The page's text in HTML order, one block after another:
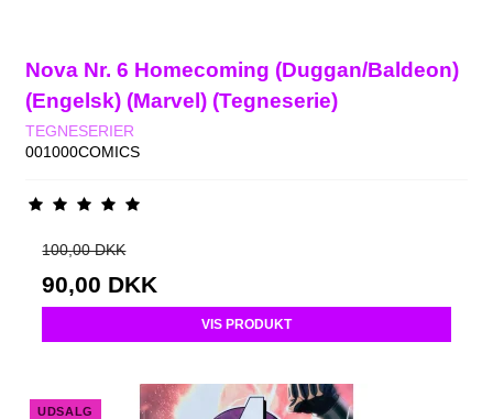
Nova Nr. 6 Homecoming (Duggan/Baldeon)
(Engelsk) (Marvel) (Tegneserie)
TEGNESERIER
001000COMICS
100,00 DKK
90,00 DKK
VIS PRODUKT
UDSALG